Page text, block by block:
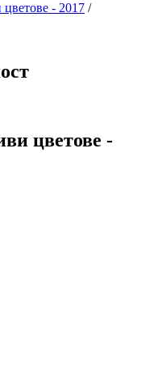
- 2017 /
цветове -